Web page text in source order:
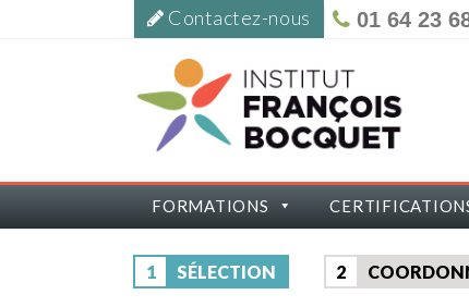
Contactez-nous 01 64 23
FORMATIONS
1 SÉLECTION 2